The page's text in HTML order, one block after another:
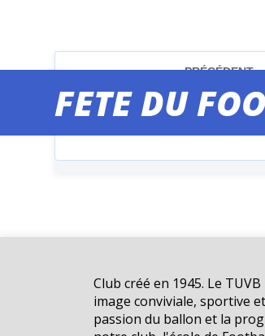
FETE DU
Club créé en 1945. Le
image conviviale, sportive
passion du ballon et la